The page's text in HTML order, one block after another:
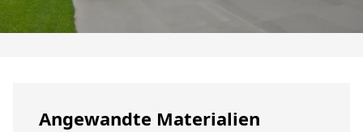
Angewandte Materialien